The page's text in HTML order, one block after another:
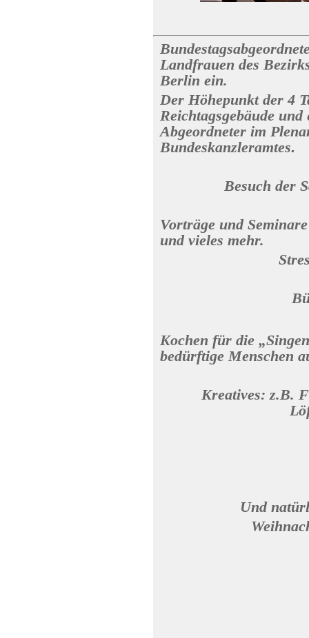
Landfrauen des
Berlin ein.
Der Höhepunkt der 4
Reichtagsgebäude
Abgeordneter im
Bundeskanzleramtes.
Besuch der
Vorträge und
und vieles mehr.
Kochen für die
bedürftige Menschen
Kreatives: z.B.
Und